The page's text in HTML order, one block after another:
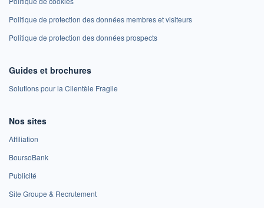
Politique de protection des données membres et visiteurs
Politique de protection des données prospects
Guides et brochures
Solutions pour la Clientèle Fragile
Nos sites
Affiliation
BoursoBank
Publicité
Site Groupe & Recrutement